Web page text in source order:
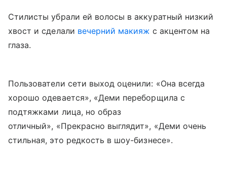
Стилисты убрали ей волосы в аккуратный низкий
хвост и сделали вечерний макияж с акцентом на
глаза.
Пользователи сети выход оценили: «Она всегда
хорошо одевается», «Деми переборщила с
подтяжками лица, но образ
отличный», «Прекрасно выглядит», «Деми очень
стильная, это редкость в шоу-бизнесе».